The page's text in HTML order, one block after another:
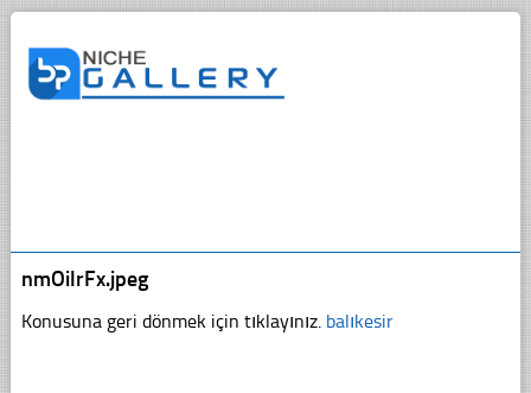
nmOilrFx.jpeg
Konusuna geri dönmek için tıklayınız. balıkesir